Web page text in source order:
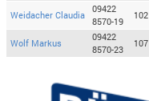
Weidacher Claudia
09422
8570-19
102
Wolf Markus
09422
8570-23
107